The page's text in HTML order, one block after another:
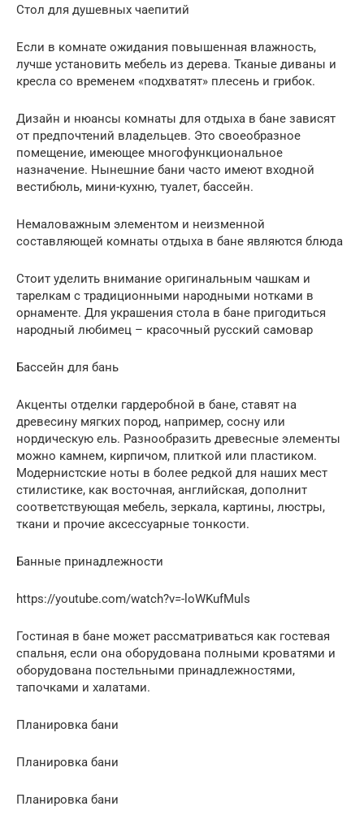
Стол для душевных чаепитий
Если в комнате ожидания повышенная влажность,
лучше установить мебель из дерева. Тканые диваны и
кресла со временем «подхватят» плесень и грибок.
Дизайн и нюансы комнаты для отдыха в бане зависят
от предпочтений владельцев. Это своеобразное
помещение, имеющее многофункциональное
назначение. Нынешние бани часто имеют входной
вестибюль, мини-кухню, туалет, бассейн.
Немаловажным элементом и неизменной
составляющей комнаты отдыха в бане являются блюда
Стоит уделить внимание оригинальным чашкам и
тарелкам с традиционными народными нотками в
орнаменте. Для украшения стола в бане пригодиться
народный любимец – красочный русский самовар
Бассейн для бань
Акценты отделки гардеробной в бане, ставят на
древесину мягких пород, например, сосну или
нордическую ель. Разнообразить древесные элементы
можно камнем, кирпичом, плиткой или пластиком.
Модернистские ноты в более редкой для наших мест
стилистике, как восточная, английская, дополнит
соответствующая мебель, зеркала, картины, люстры,
ткани и прочие аксессуарные тонкости.
Банные принадлежности
https://youtube.com/watch?v=-loWKufMuls
Гостиная в бане может рассматриваться как гостевая
спальня, если она оборудована полными кроватями и
оборудована постельными принадлежностями,
тапочками и халатами.
Планировка бани
Планировка бани
Планировка бани